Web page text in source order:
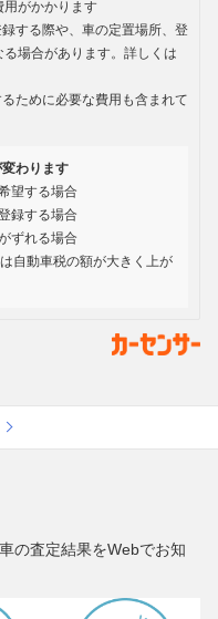
用がかかります
する際や、車の定置場所、登
場合があります。詳しくは
ために必要な費用も含まれて
変わります
望する場合
録する場合
ずれる場合
自動車税の額が大きく上が
の査定結果をWebでお知